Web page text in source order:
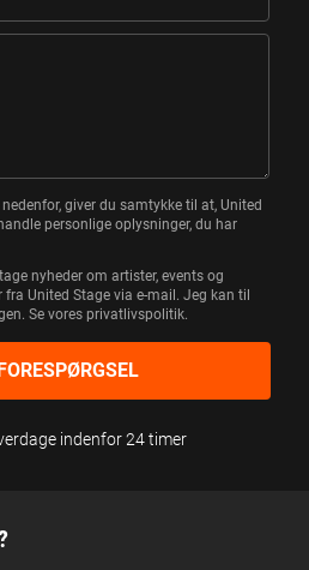
giver du samtykke til at, United
personlige oplysninger, du har
nyheder om artister, events og
United Stage via e-mail. Jeg kan til
Se vores privatlivspolitik.
indenfor 24 timer